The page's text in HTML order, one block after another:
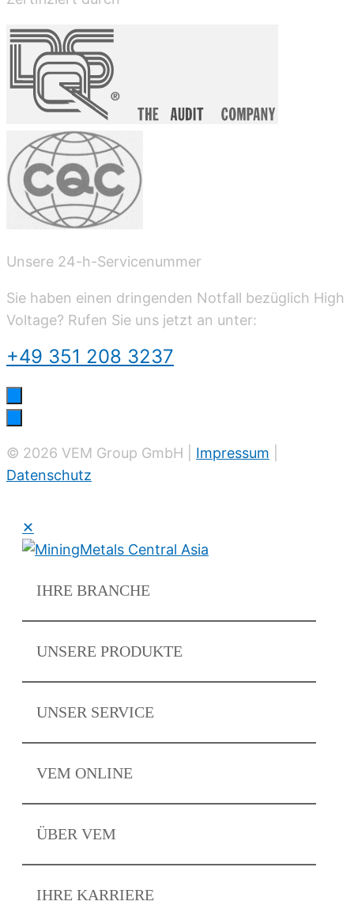
Unsere 24-h-Servicenummer
Sie haben einen dringenden Notfall bezüglich High
Voltage? Rufen Sie uns jetzt an unter:
+49 351 208 3237
© 2026 VEM Group GmbH | Impressum
Datenschutz
✕
IHRE BRANCHE
UNSERE PRODUKTE
UNSER SERVICE
VEM ONLINE
ÜBER VEM
IHRE KARRIERE